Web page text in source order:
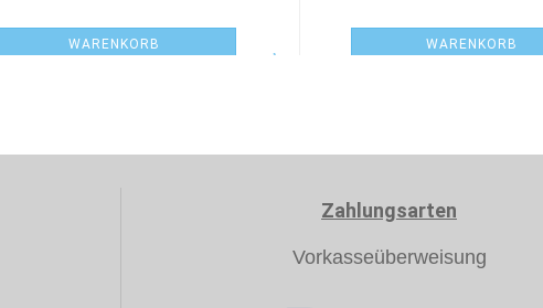
WARENKORB WARENKORB
Zahlungsarten
Vorkasseüberweisung